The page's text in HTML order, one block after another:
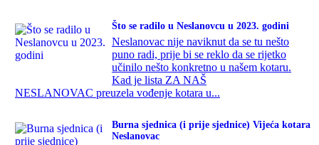
Što se radilo u Neslanovcu u 2023. godini
Neslanovac nije naviknut da se tu nešto
puno radi, prije bi se reklo da se rijetko
učinilo nešto konkretno u našem kotaru.
Kad je lista ZA NAŠ
NESLANOVAC preuzela vođenje kotara u...
Burna sjednica (i prije sjednice) Vijeća kotara
Neslanovac